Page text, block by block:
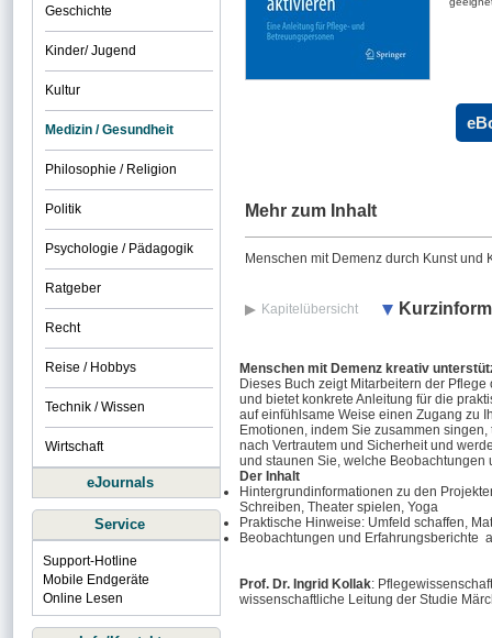
Mehr zum Inhalt
Menschen mit Demenz durch Kunst
Kapitelübersicht
Menschen mit Demenz kreativ
Dieses Buch zeigt Mitarbeitern der
und bietet konkrete Anleitung für die
auf einfühlsame Weise einen Zugang zu
Emotionen, indem Sie zusammen
nach Vertrautem und Sicherheit und
und staunen Sie, welche
Der Inhalt
Hintergrundinformationen zu den
Schreiben, Theater spielen, Yoga
Praktische Hinweise: Umfeld schaffen,
Beobachtungen und Erfahrungsberichte
Prof. Dr. Ingrid Kollak:
wissenschaftliche Leitung der Studie
Geschichte
Kinder/ Jugend
Kultur
Medizin / Gesundheit
Philosophie / Religion
Politik
Psychologie / Pädagogik
Ratgeber
Recht
Reise / Hobbys
Technik / Wissen
Wirtschaft
eJournals
Service
Support-Hotline
Mobile Endgeräte
Online Lesen